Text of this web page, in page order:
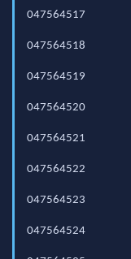
047564517
047564518
047564519
047564520
047564521
047564522
047564523
047564524